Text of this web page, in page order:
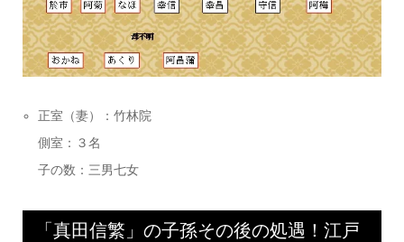
正室（妻）：竹林院
側室：３名
子の数：三男七女
「真田信繁」の子孫その後の処遇！江戸